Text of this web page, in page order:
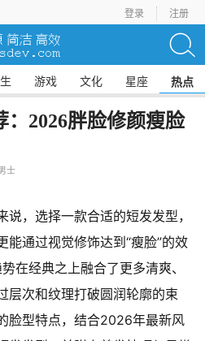
登录 注册
游戏 文化 星座 热点
：2026胖脸修颜瘦脸
士
说，选择一款合适的短发发型，
能通过视觉修饰达到“瘦脸”的效
在经典之上融合了更多清爽、
层次和纹理打破圆润轮廓的束
脸型特点，结合2026年最新风